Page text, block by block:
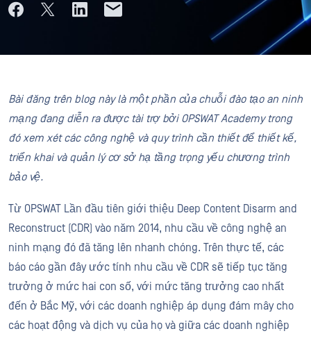
Bài đăng trên blog này là một phần của chuỗi đào tạo an ninh
mạng đang diễn ra được tài trợ bởi OPSWAT Academy trong
đó xem xét các công nghệ và quy trình cần thiết để thiết kế,
triển khai và quản lý cơ sở hạ tầng trọng yếu chương trình
bảo vệ.
Từ OPSWAT Lần đầu tiên giới thiệu Deep Content Disarm and
Reconstruct (CDR) vào năm 2014, nhu cầu về công nghệ an
ninh mạng đó đã tăng lên nhanh chóng. Trên thực tế, các
báo cáo gần đây ước tính nhu cầu về CDR sẽ tiếp tục tăng
trưởng ở mức hai con số, với mức tăng trưởng cao nhất
đến ở Bắc Mỹ, với các doanh nghiệp áp dụng đám mây cho
các hoạt động và dịch vụ của họ và giữa các doanh nghiệp